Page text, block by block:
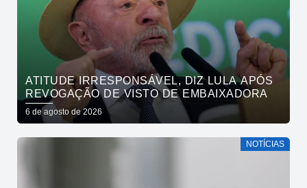
ATITUDE IRRESPONSÁVEL, DIZ LULA APÓS
REVOGAÇÃO DE VISTO DE EMBAIXADORA
6 de agosto de 2026
NOTÍCIAS